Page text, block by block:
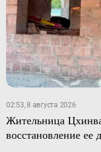
02:53, 8 августа 2026
Жительница
восстановление ее